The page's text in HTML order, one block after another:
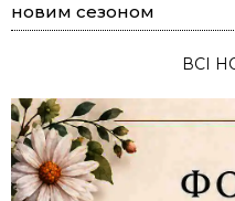
новим сезоном
ВСІ